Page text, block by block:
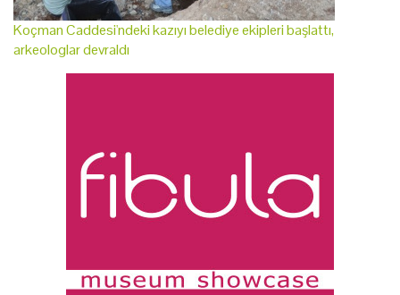
Koçman Caddesi'ndeki kazıyı belediye ekipleri başlattı,
arkeologlar devraldı